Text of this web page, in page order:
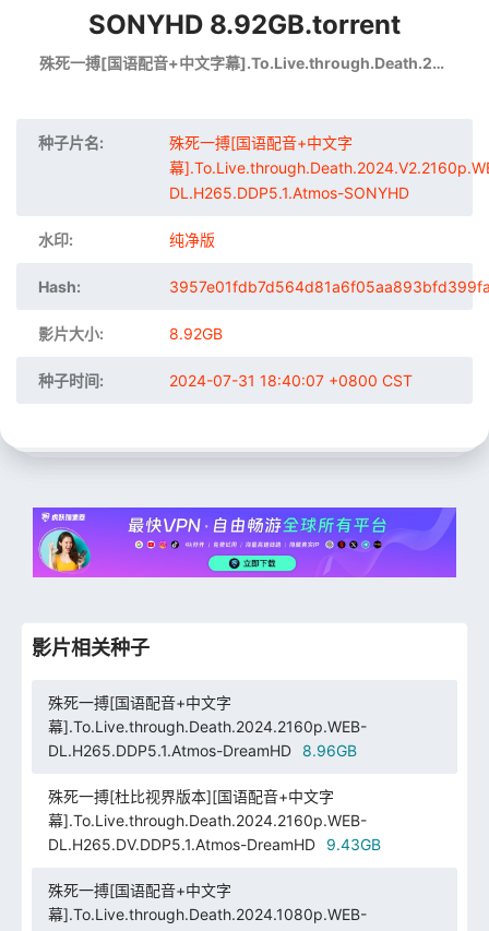
SONYHD 8.92GB.torrent
殊死一搏[国语配音+中文字幕].To.Live.through.Death.2024.V2.2160p.WEB-DL.H265.DDP5.1.Atmos-SONYHD
种子片名:
殊死一搏[国语配音+中文字
幕
DL.H265.DDP5.1.Atmos-SONYHD
水印: 纯净版
Hash:
影片大小: 8.92GB
种子时间: 2024-07-31 18:40:07 +0800 CST
影片相关种子
殊死一搏[国语配音+中文字
幕].To.Live.through.Death.2024.2160p.WEB-
DL.H265.DDP5.1.Atmos-DreamHD
8.96GB
殊死一搏[杜比视界版本][国语配音+中文字
幕].To.Live.through.Death.2024.2160p.WEB-
DL.H265.DV.DDP5.1.Atmos-DreamHD
9.43GB
殊死一搏[国语配音+中文字
幕].To.Live.through.Death.2024.1080p.WEB-